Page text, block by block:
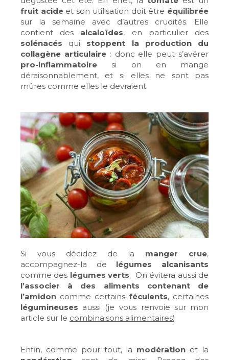
fruit acideet son utilisation doit être équilibrée
sur la semaine avec d’autres crudités. Elle
contient des alcaloïdes, en particulier des
solénacés qui stoppent la production du
collagène articulaire: donc elle peut s’avérer
pro-inflammatoire si on en mange
déraisonnablement, et si elles ne sont pas
mûres comme elles le devraient.
Si vous décidez de la manger crue,
accompagnez-la de légumes alcanisants
comme des légumes verts. On évitera aussi de
l’associer à des aliments contenant de
l’amidon comme certains féculents, certaines
légumineuses aussi (je vous renvoie sur mon
article sur le combinaisons alimentaires)
Enfin, comme pour tout, la modération et la